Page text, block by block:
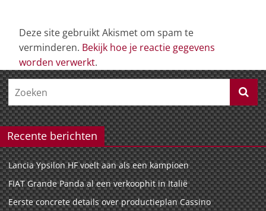
Deze site gebruikt Akismet om spam te
verminderen. Bekijk hoe je reactie gegevens
worden verwerkt.
Recente berichten
Lancia Ypsilon HF voelt aan als een kampioen
FIAT Grande Panda al een verkoophit in Italië
Eerste concrete details over productieplan Cassino